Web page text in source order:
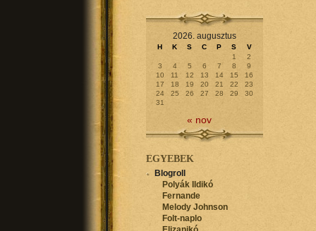
2026. augusztus
H K S C P S
V
1
2
3
4 5 6 7 8
9
10
11 12 13 14 15
16
17
18 19 20 21 22
23
24
25 26 27 28 29
30
31
« nov
EGYEBEK
Blogroll
Polyák Ildikó
Fernande
Melody Johnson
Folt-naplo